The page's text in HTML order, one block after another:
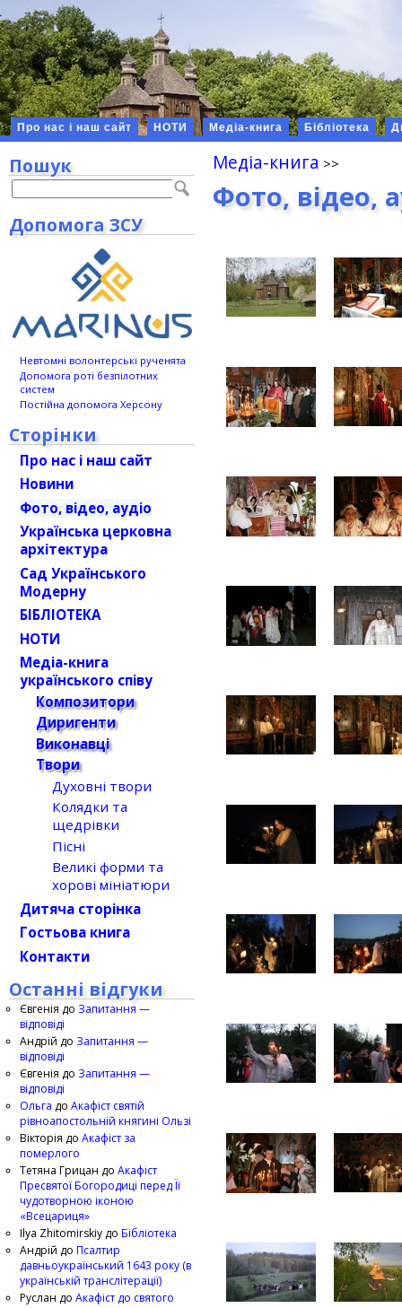
Про нас і наш сайт НОТИ Медіа-книга Бібліотека
Медіа-книга
Фото, відео,
Пошук
Допомога ЗСУ
Невтомні волонтерські рученята
Допомога роті безпілотних
систем
Постійна допомога Херсону
Сторінки
Про нас і наш сайт
Новини
Фото, відео, аудіо
Українська церковна
архітектура
Сад Українського
Модерну
БІБЛІОТЕКА
НОТИ
Медіа-книга
українського співу
Композитори
Диригенти
Виконавці
Твори
Духовні твори
Колядки та
щедрівки
Пісні
Великі форми та
хорові мініатюри
Дитяча сторінка
Гостьова книга
Контакти
Останні відгуки
Євгенія до Запитання —
відповіді
Андрій до Запитання —
відповіді
Євгенія до Запитання —
відповіді
Ольга до Акафіст святій
рівноапостольній княгині Ользі
Вікторія до Акафіст за
померлого
Тетяна Грицан до Акафіст
Пресвятої Богородиці перед Її
чудотворною іконою
«Всецариця»
Ilya Zhitomirskiy до Бібліотека
Андрій до Псалтир
давньоукраїнський 1643 року (в
українській транслітерації)
Руслан до Акафіст до святого